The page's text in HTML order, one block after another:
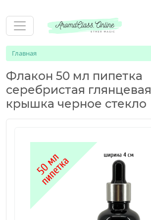
Главная
Флакон 50 мл пипетка
серебристая глянцевая
крышка черное стекло